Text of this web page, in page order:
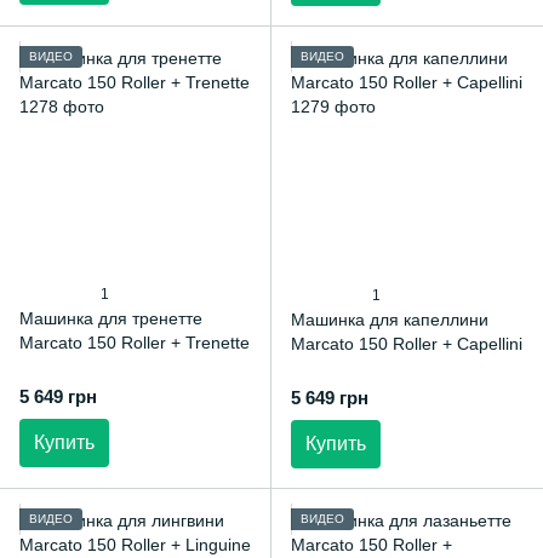
ВИДЕО
1
Машинка для тренетте
Marcato 150 Roller + Trenette
5 649 грн
Купить
ВИДЕО
1
Машинка для капеллини
Marcato 150 Roller + Capellini
5 649 грн
Купить
ВИДЕО ВИДЕО